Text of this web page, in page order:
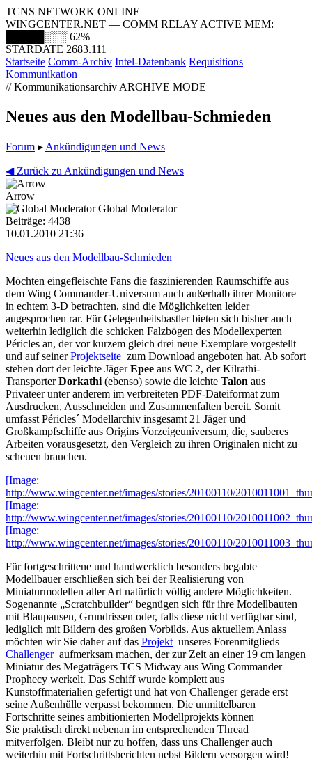
TCNS NETWORK ONLINE
WINGCENTER.NET — COMM RELAY ACTIVE MEM:
█████░░░ 62%
STARDATE 2683.111
Startseite Comm-Archiv Intel-Datenbank Requisitions
Kommunikation
// Kommunikationsarchiv ARCHIVE MODE
Neues aus den Modellbau-Schmieden
Forum ▸ Ankündigungen und News
◀ Zurück zu Ankündigungen und News
Arrow
Global Moderator
Beiträge: 4438
10.01.2010 21:36
Neues aus den Modellbau-Schmieden
Möchten eingefleischte Fans die faszinierenden Raumschiffe aus
dem Wing Commander-Universum auch außerhalb ihrer Monitore
in echtem 3-D betrachten, sind die Möglichkeiten leider
augesprochen rar. Für Gelegenheitsbastler bieten sich bisher auch
weiterhin lediglich die schicken Falzbögen des Modellexperten
Péricles an, der vor kurzem gleich drei neue Exemplare vorgestellt
und auf seinerProjektseite zum Download angeboten hat. Ab sofort
stehen dort der leichte JägerEpee aus WC 2, der Kilrathi-
TransporterDorkathi (ebenso) sowie die leichte Talon aus
Privateer unter anderem im verbreiteten PDF-Dateiformat zum
Ausdrucken, Ausschneiden und Zusammenfalten bereit. Somit
umfasst Péricles´ Modellarchiv insgesamt 21 Jäger und
Großkampfschiffe aus Origins Vorzeigeuniversum, die, sauberes
Arbeiten vorausgesetzt, den Vergleich zu ihren Originalen nicht zu
scheuen brauchen.
[Image:
http://www.wingcenter.net/images/stories/20100110/
[Image:
http://www.wingcenter.net/images/stories/20100110/
[Image:
http://www.wingcenter.net/images/stories/20100110/
Für fortgeschrittene und handwerklich besonders begabte
Modellbauer erschließen sich bei der Realisierung von
Miniaturmodellen aller Art natürlich völlig andere Möglichkeiten.
Sogenannte „Scratchbuilder“ begnügen sich für ihre Modellbauten
mit Blaupausen, Grundrissen oder, falls diese nicht verfügbar sind,
lediglich mit Bildern des großen Vorbilds. Aus aktuellem Anlass
möchten wir Sie daher auf das Projekt unseres Forenmitglieds
Challengeraufmerksam machen, der zur Zeit an einer 19 cm langen
Miniatur des Megaträgers TCS Midway aus Wing Commander
Prophecy werkelt. Das Schiff wurde komplett aus
Kunstoffmaterialien gefertigt und hat von Challenger gerade erst
seine Außenhülle verpasst bekommen. Die unmittelbaren
Fortschritte seines ambitionierten Modellprojekts können
Sie praktisch direkt nebenan im entsprechenden Thread
mitverfolgen. Bleibt nur zu hoffen, dass uns Challenger auch
weiterhin mit Fortschrittsberichten nebst Bildern versorgen wird!